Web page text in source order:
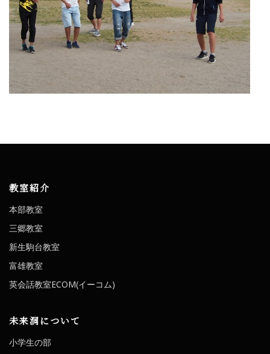
教室紹介
本部教室
三郷教室
新生駒台教室
富雄教室
英会話教室ECOM(イーコム)
未来洞について
小学生の部